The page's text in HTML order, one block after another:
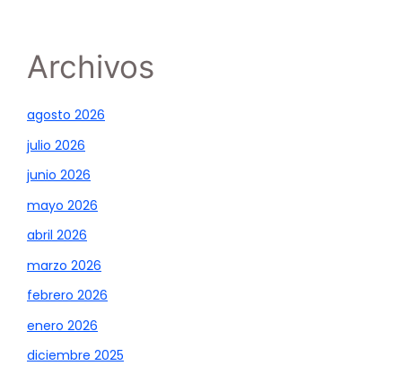
Archivos
agosto 2026
julio 2026
junio 2026
mayo 2026
abril 2026
marzo 2026
febrero 2026
enero 2026
diciembre 2025